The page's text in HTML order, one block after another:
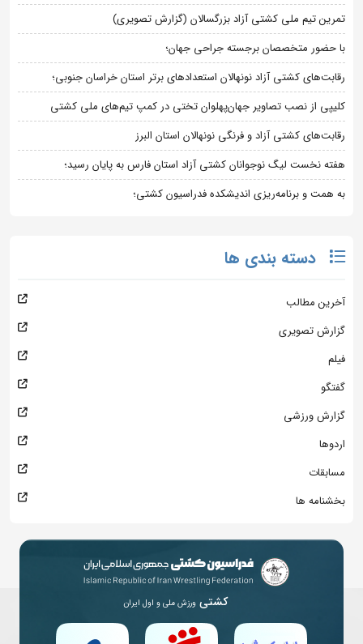
تمرین تیم ملی کشتی آزاد بزرگسالان (گزارش تصویری)
با حضور متخصصان برجسته جراحی جهان؛
رقابت‌های کشتی آزاد نونهالان استعدادهای برتر استان خراسان جنوبی؛
کلیپی از نصب تصاویر جهان‌پهلوان تختی در کمپ تیم‌های ملی کشتی
رقابت‌های کشتی آزاد و فرنگی نونهالان استان البرز
هفته نخست لیگ نوجوانان کشتی آزاد استان فارس به پایان رسید؛
به همت و برنامه‌ریزی اندیشکده فدراسیون کشتی؛
دسته بندی ها
آخرین مطالب
گزارش تصویری
فیلم
گفتگو
گزارش ورزشی
اردوها
مسابقات
بخشنامه ها
کشتی ورزش ملی و اول ایران